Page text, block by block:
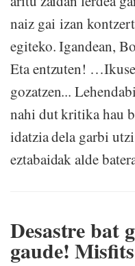
naiz gai izan
egiteko. Igandean,
Eta entzuten!
gozatzen...
nahi dut kritika hau
idatzia dela garbi
eztabaidak alde
Desastre bat
gaude! Misfits